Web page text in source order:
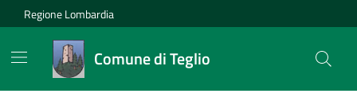
Regione Lombardia
Comune di Teglio